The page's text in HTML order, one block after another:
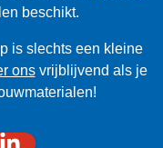
beschikt.
is slechts een kleine
onsvrijblijvend als je